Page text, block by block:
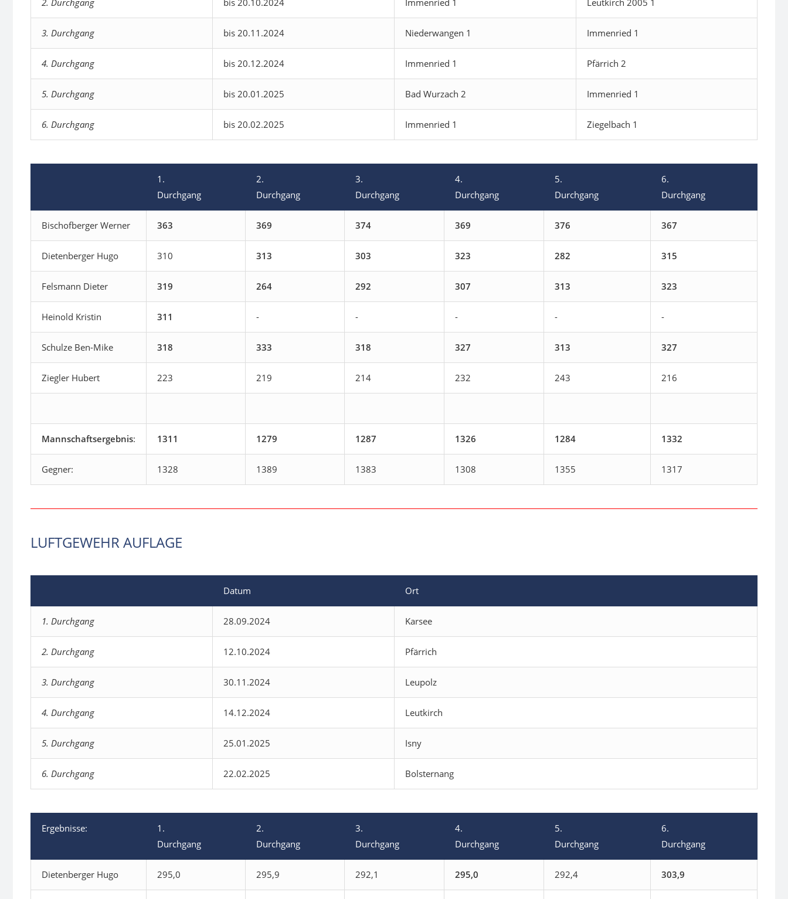
2. Durchgang bis 20.10.2024 Immenried 1 Leutkirch 2005 1
3. Durchgang bis 20.11.2024 Niederwangen 1 Immenried 1
4. Durchgang bis 20.12.2024 Immenried 1 Pfärrich 2
5. Durchgang bis 20.01.2025 Bad Wurzach 2 Immenried 1
6. Durchgang bis 20.02.2025 Immenried 1 Ziegelbach 1
1.
Durchgang
2.
Durchgang
3.
Durchgang
4.
Durchgang
5.
Durchgang
6.
Durchgang
Bischofberger Werner 363 369 374 369 376 367
Dietenberger Hugo 310 313 303 323 282 315
Felsmann Dieter 319 264 292 307 313 323
Heinold Kristin 311 - - - - -
Schulze Ben-Mike 318 333 318 327 313 327
Ziegler Hubert 223 219 214 232 243 216
Mannschaftsergebnis: 1311 1279 1287 1326 1284 1332
Gegner: 1328 1389 1383 1308 1355 1317
LUFTGEWEHR AUFLAGE
Datum Ort
1. Durchgang 28.09.2024 Karsee
2. Durchgang 12.10.2024 Pfärrich
3. Durchgang 30.11.2024 Leupolz
4. Durchgang 14.12.2024 Leutkirch
5. Durchgang 25.01.2025 Isny
6. Durchgang 22.02.2025 Bolsternang
Ergebnisse:
1.
Durchgang
2.
Durchgang
3.
Durchgang
4.
Durchgang
5.
Durchgang
6.
Durchgang
Dietenberger Hugo 295,0 295,9 292,1 295,0 292,4 303,9